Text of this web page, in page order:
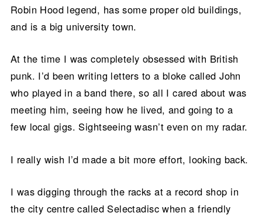
Robin Hood legend, has some proper old buildings,
and is a big university town.
At the time I was completely obsessed with British
punk. I’d been writing letters to a bloke called John
who played in a band there, so all I cared about was
meeting him, seeing how he lived, and going to a
few local gigs. Sightseeing wasn’t even on my radar.
I really wish I’d made a bit more effort, looking back.
I was digging through the racks at a record shop in
the city centre called Selectadisc when a friendly